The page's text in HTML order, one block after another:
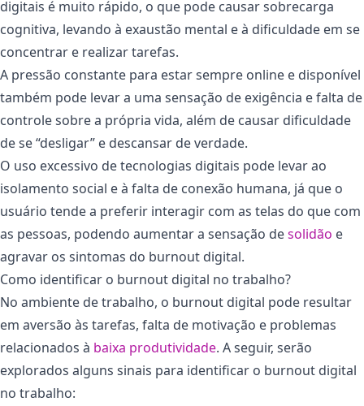
digitais é muito rápido, o que pode causar sobrecarga
cognitiva, levando à exaustão mental e à dificuldade em se
concentrar e realizar tarefas.
A pressão constante para estar sempre online e disponível
também pode levar a uma sensação de exigência e falta de
controle sobre a própria vida, além de causar dificuldade
de se “desligar” e descansar de verdade.
O uso excessivo de tecnologias digitais pode levar ao
isolamento social e à falta de conexão humana, já que o
usuário tende a preferir interagir com as telas do que com
as pessoas, podendo aumentar a sensação desolidão e
agravar os sintomas do burnout digital.
Como identificar o burnout digital no trabalho?
No ambiente de trabalho, o burnout digital pode resultar
em aversão às tarefas, falta de motivação e problemas
relacionados à baixa produtividade. A seguir, serão
explorados alguns sinais para identificar o burnout digital
no trabalho: